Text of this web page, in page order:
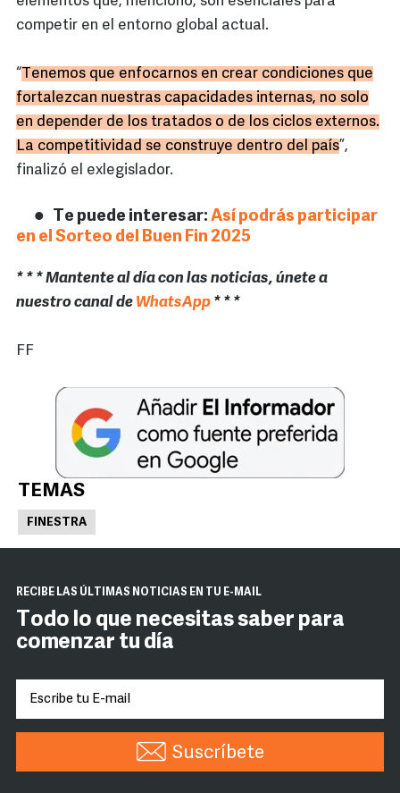
competir en el entorno global actual.
“Tenemos que enfocarnos en crear condiciones que
fortalezcan nuestras capacidades internas, no solo
en depender de los tratados o de los ciclos externos.
La competitividad se construye dentro del país”,
finalizó el exlegislador.
Te puede interesar: Así podrás participar
en el Sorteo del Buen Fin 2025
* * * Mantente al día con las noticias, únete a
nuestro canal de WhatsApp * * *
FF
TEMAS
FINESTRA
RECIBE LAS ÚLTIMAS NOTICIAS EN TU E-MAIL
Todo lo que necesitas saber para
comenzar tu día
Suscríbete